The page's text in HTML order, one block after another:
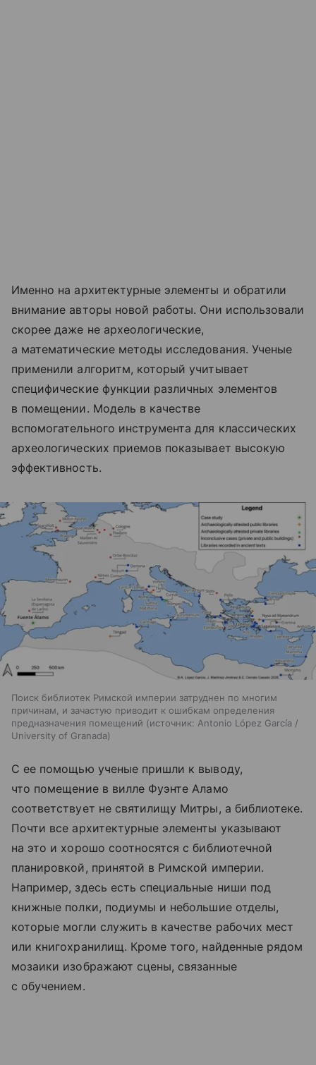
Именно на архитектурные элементы и обратили
внимание авторы новой работы. Они использовали
скорее даже не археологические,
а математические методы исследования. Ученые
применили алгоритм, который учитывает
специфические функции различных элементов
в помещении. Модель в качестве
вспомогательного инструмента для классических
археологических приемов показывает высокую
эффективность.
Поиск библиотек Римской империи затруднен по многим
причинам, и зачастую приводит к ошибкам определения
предназначения помещений
источник: Antonio López García /
University of Granada
С ее помощью ученые пришли к выводу,
что помещение в вилле Фуэнте Аламо
соответствует не святилищу Митры, а библиотеке.
Почти все архитектурные элементы указывают
на это и хорошо соотносятся с библиотечной
планировкой, принятой в Римской империи.
Например, здесь есть специальные ниши под
книжные полки, подиумы и небольшие отделы,
которые могли служить в качестве рабочих мест
или книгохранилищ. Кроме того, найденные рядом
мозаики изображают сцены, связанные
с обучением.